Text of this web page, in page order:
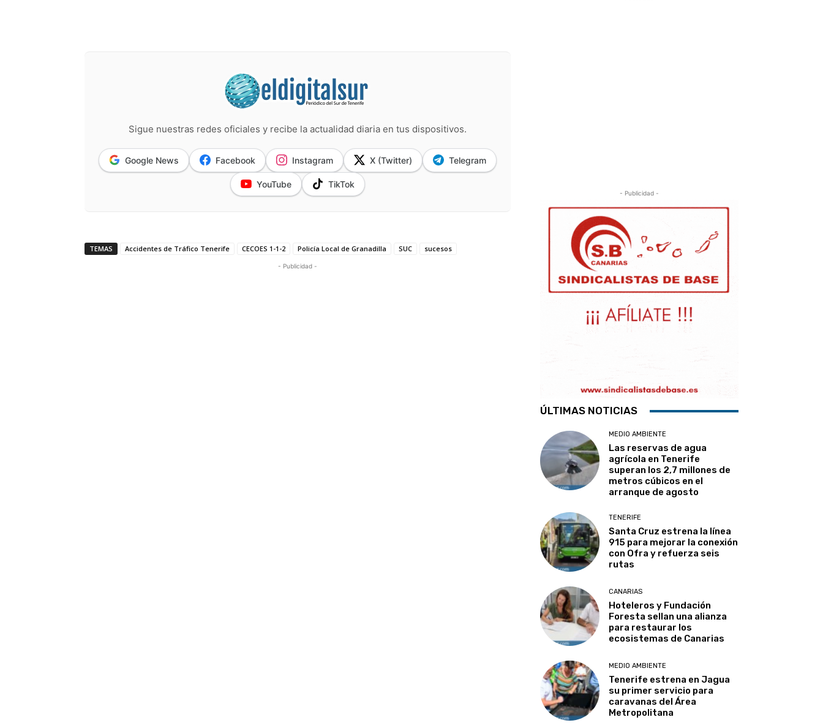
Sigue nuestras redes oficiales y recibe la actualidad diaria en tus dispositivos.
Google News Facebook Instagram X (Twitter) Telegram
YouTube TikTok
TEMAS Accidentes de Tráfico Tenerife CECOES 1-1-2 Policía Local de Granadilla SUC sucesos
- Publicidad -
- Publicidad -
ÚLTIMAS NOTICIAS
MEDIO AMBIENTE
Las reservas de agua
agrícola en Tenerife
superan los 2,7 millones de
metros cúbicos en el
arranque de agosto
TENERIFE
Santa Cruz estrena la línea
915 para mejorar la conexión
con Ofra y refuerza seis
rutas
CANARIAS
Hoteleros y Fundación
Foresta sellan una alianza
para restaurar los
ecosistemas de Canarias
MEDIO AMBIENTE
Tenerife estrena en Jagua
su primer servicio para
caravanas del Área
Metropolitana